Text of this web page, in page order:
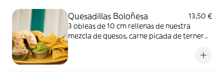
Quesadillas Boloñesa
13,50 €
3 obleas de 10 cm rellenas de nuestra
mezcla de quesos, carne picada de ternera
nachos, y un cuenco de pico de gallo y otro